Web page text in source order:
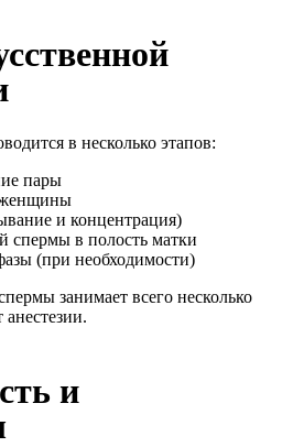
в несколько этапов:
пары
женщины
и концентрация)
спермы в полость матки
(при необходимости)
занимает всего несколько
и